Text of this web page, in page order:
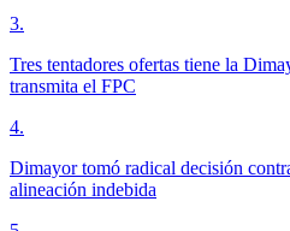
3.
Tres tentadores ofertas tiene la
transmita el FPC
4.
Dimayor tomó radical decisión
alineación indebida